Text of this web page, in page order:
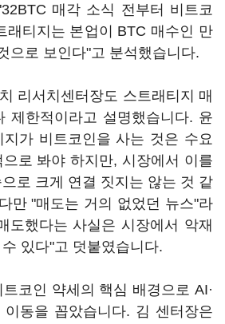
매각 소식 전부터 비트코
래티지는 본업이 BTC 매수인 만
으로 보인다"고 분석했습니다.
리서치센터장도 스트래티지 매
제한적이라고 설명했습니다. 윤
지가 비트코인을 사는 것은 수요
로 봐야 하지만, 시장에서 이를
로 크게 연결 짓지는 않는 것 같
만 "매도는 거의 없었던 뉴스"라
도했다는 사실은 시장에서 악재
있다"고 덧붙였습니다.
코인 약세의 핵심 배경으로 AI·
이동을 꼽았습니다. 김 센터장은